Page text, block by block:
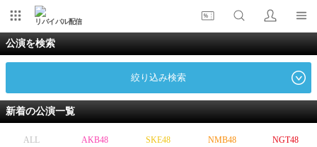
リバイバル配信
公演を検索
絞り込み検索
新着の公演一覧
ALL AKB48 SKE48 NMB48 NGT48